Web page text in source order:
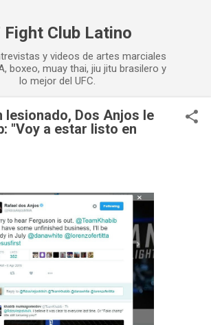
Fight Club Latino
y videos de artes marciales
boxeo, muay thai, jiu jitu brasilero y
lo mejor del UFC.
lesionado, Dos Anjos le
"Voy a estar listo en